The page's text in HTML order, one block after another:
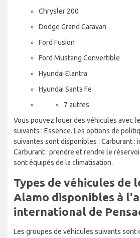
Chrysler 200
Dodge Grand Caravan
Ford Fusion
Ford Mustang Convertible
Hyundai Elantra
Hyundai Santa Fe
7 autres
Vous pouvez louer des véhicules avec
suivants : Essence. Les options de
suivantes sont disponibles : Carburant :
Carburant : prendre et rendre le
sont équipés de la climatisation.
Types de véhicules de
Alamo disponibles à
international de
Les groupes de véhicules suivants sont